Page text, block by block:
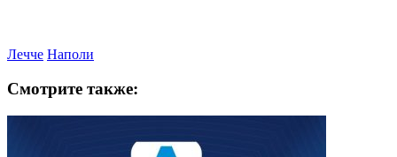
Лечче Наполи
Смотрите также: